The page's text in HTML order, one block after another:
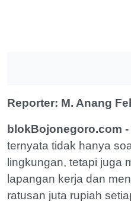
Reporter: M. Anang
blokBojonegoro.com -
ternyata tidak hanya
lingkungan, tetapi juga
lapangan kerja dan
ratusan juta rupiah